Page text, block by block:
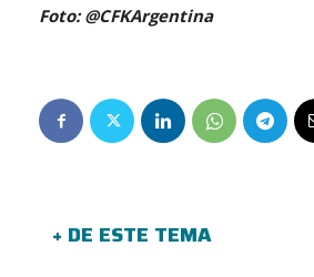
Foto: @CFKArgentina
+ DE ESTE TEMA